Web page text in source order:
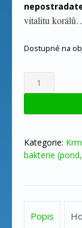
vitalitu
Dostupné na
Red
Sea
-
Colors
A+B+C+D
Kategorie:
bakterie
Popis